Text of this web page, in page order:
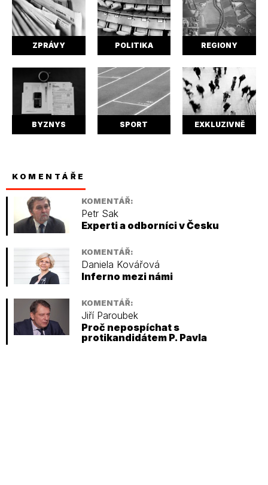
ZPRÁVY POLITIKA REGIONY
BYZNYS SPORT EXKLUZIVNĚ
KOMENTÁŘE
KOMENTÁŘ:
Petr Sak
Experti a odborníci v Česku
KOMENTÁŘ:
Daniela Kovářová
Inferno mezi námi
KOMENTÁŘ:
Jiří Paroubek
Proč nepospíchat s
protikandidátem P. Pavla